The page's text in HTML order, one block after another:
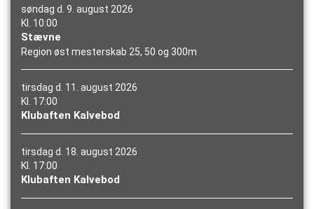
søndag d. 9. august 2026
Kl. 10:00
Stævne
Region øst mesterskab 25, 50 og 300m
tirsdag d. 11. august 2026
Kl. 17:00
Klubaften Kalvebod
tirsdag d. 18. august 2026
Kl. 17:00
Klubaften Kalvebod